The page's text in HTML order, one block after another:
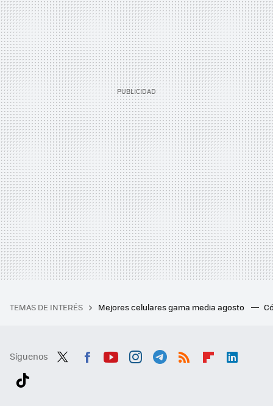
TEMAS DE INTERÉS Mejores celulares gama media agosto
Síguenos